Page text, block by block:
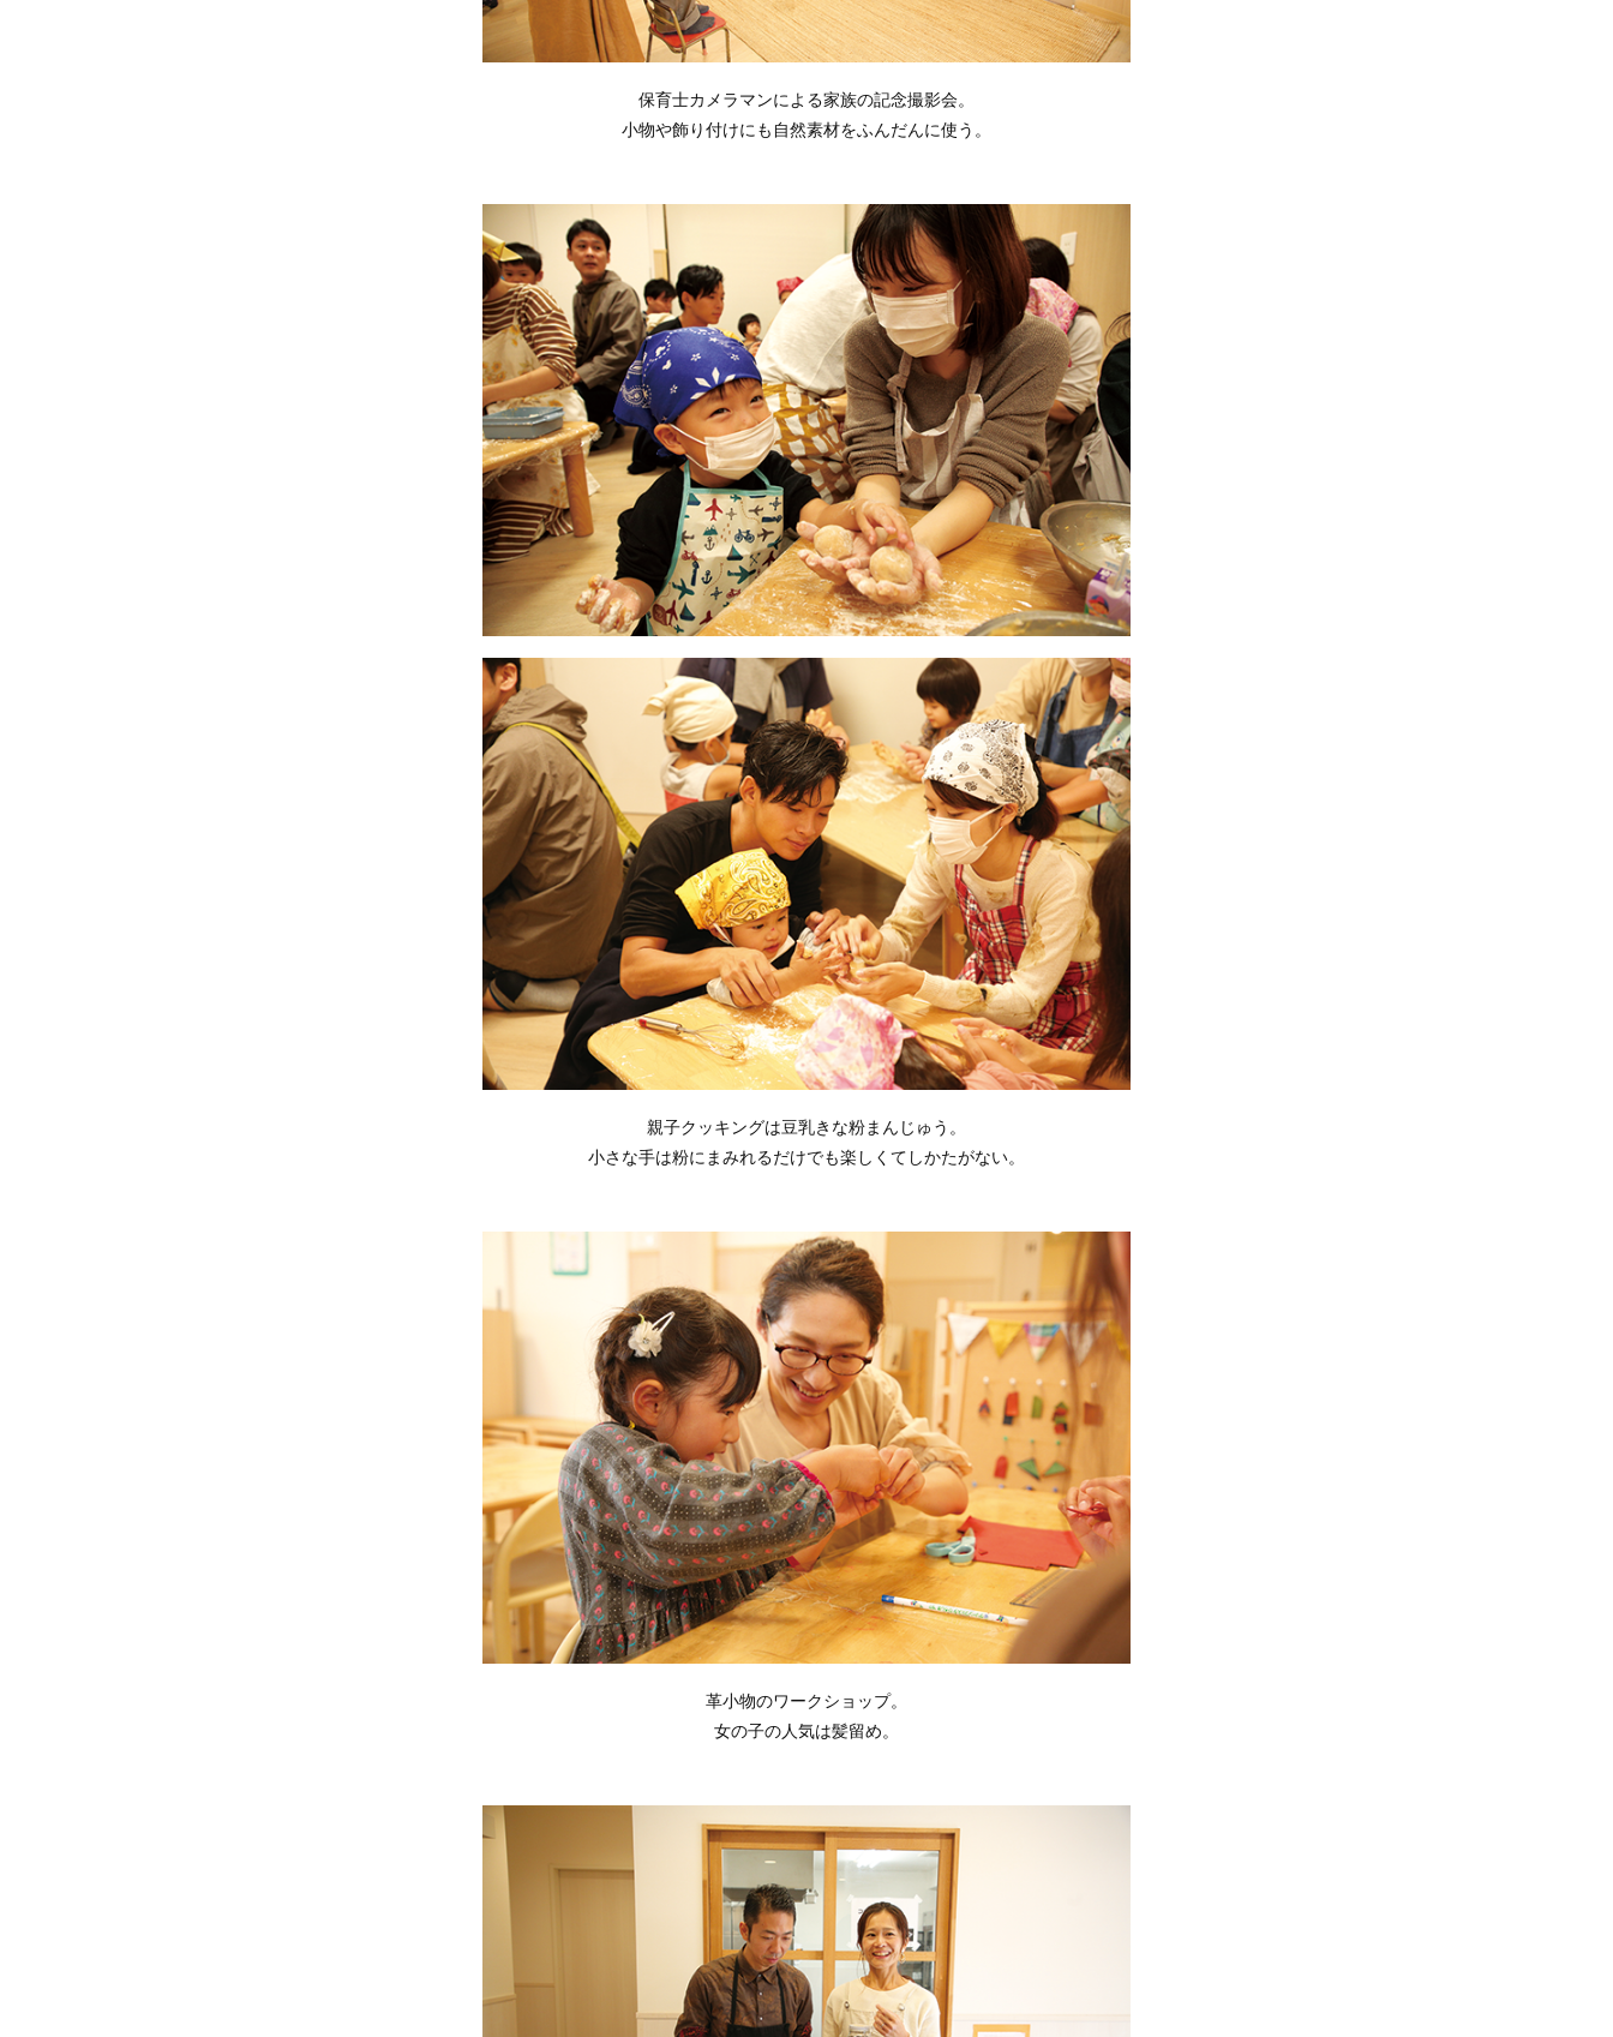
保育士カメラマンによる家族の記念撮影会。
小物や飾り付けにも自然素材をふんだんに使う。
親子クッキングは豆乳きな粉まんじゅう。
小さな手は粉にまみれるだけでも楽しくてしかたがない。
革小物のワークショップ。
女の子の人気は髪留め。